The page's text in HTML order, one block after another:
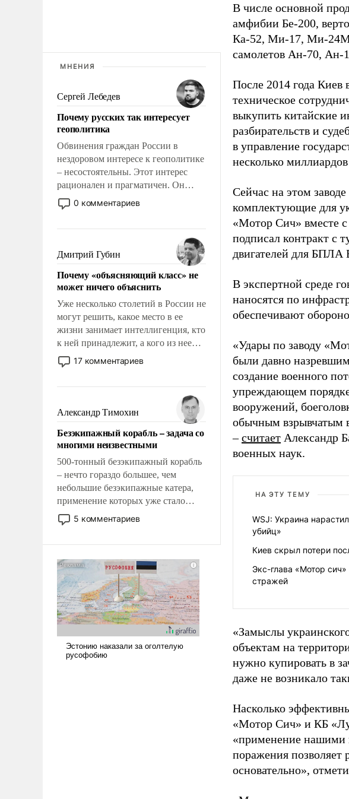
МНЕНИЯ
Сергей Лебедев
Почему русских так интересует
геополитика
Обвинения граждан России в
нездоровом интересе к геополитике
– несостоятельны. Этот интерес
рационален и прагматичен. Он
обусловлен тысячелетним опытом
выживания в крайне непростых
знанием, что мировая политика
имеет свойство заявляться на порог
нашего дома.
0 комментариев
Дмитрий Губин
Почему «объясняющий класс» не
может ничего объяснить
Уже несколько столетий в России не
могут решить, какое место в ее
жизни занимает интеллигенция, кто
к ней принадлежит, а кого из нее
исключили с правом
восстановления и без оного. И чем
казалось, что эти вопросы решены
раз и навсегда, но – нет, не решены.
17 комментариев
Александр Тимохин
Безэкипажный корабль – задача со
многими неизвестными
500-тонный безэкипажный корабль
– нечто гораздо большее, чем
небольшие безэкипажные катера,
применение которых уже стало
обыденностью. Задача по созданию
такого корабля очень сложна и
наши боевые возможности.
5 комментариев
В числе основной
амфибии Бе-200,
Ка-52, Ми-17, Ми-
самолетов Ан-70, Ан-
После 2014 года Киев
техническое
выкупить китайские
разбирательств и
в управление
несколько
Сейчас на этом
комплектующие для
«Мотор Сич» вместе с
подписал контракт с
двигателей для БПЛА
В экспертной среде
наносятся по
обеспечивают
«Удары по заводу
были давно
создание военного
упреждающем
вооружений,
обычным взрывчатым
–считает Александр
военных наук.
НА ЭТУ ТЕМУ
WSJ: Украина
убийц»
Киев скрыл потери
Экс-глава «Мотор
стражей
«Замыслы
объектам на
нужно купировать в
даже не возникало
Насколько
«Мотор Сич» и КБ
«применение нашими
поражения позволяет
основательно»,